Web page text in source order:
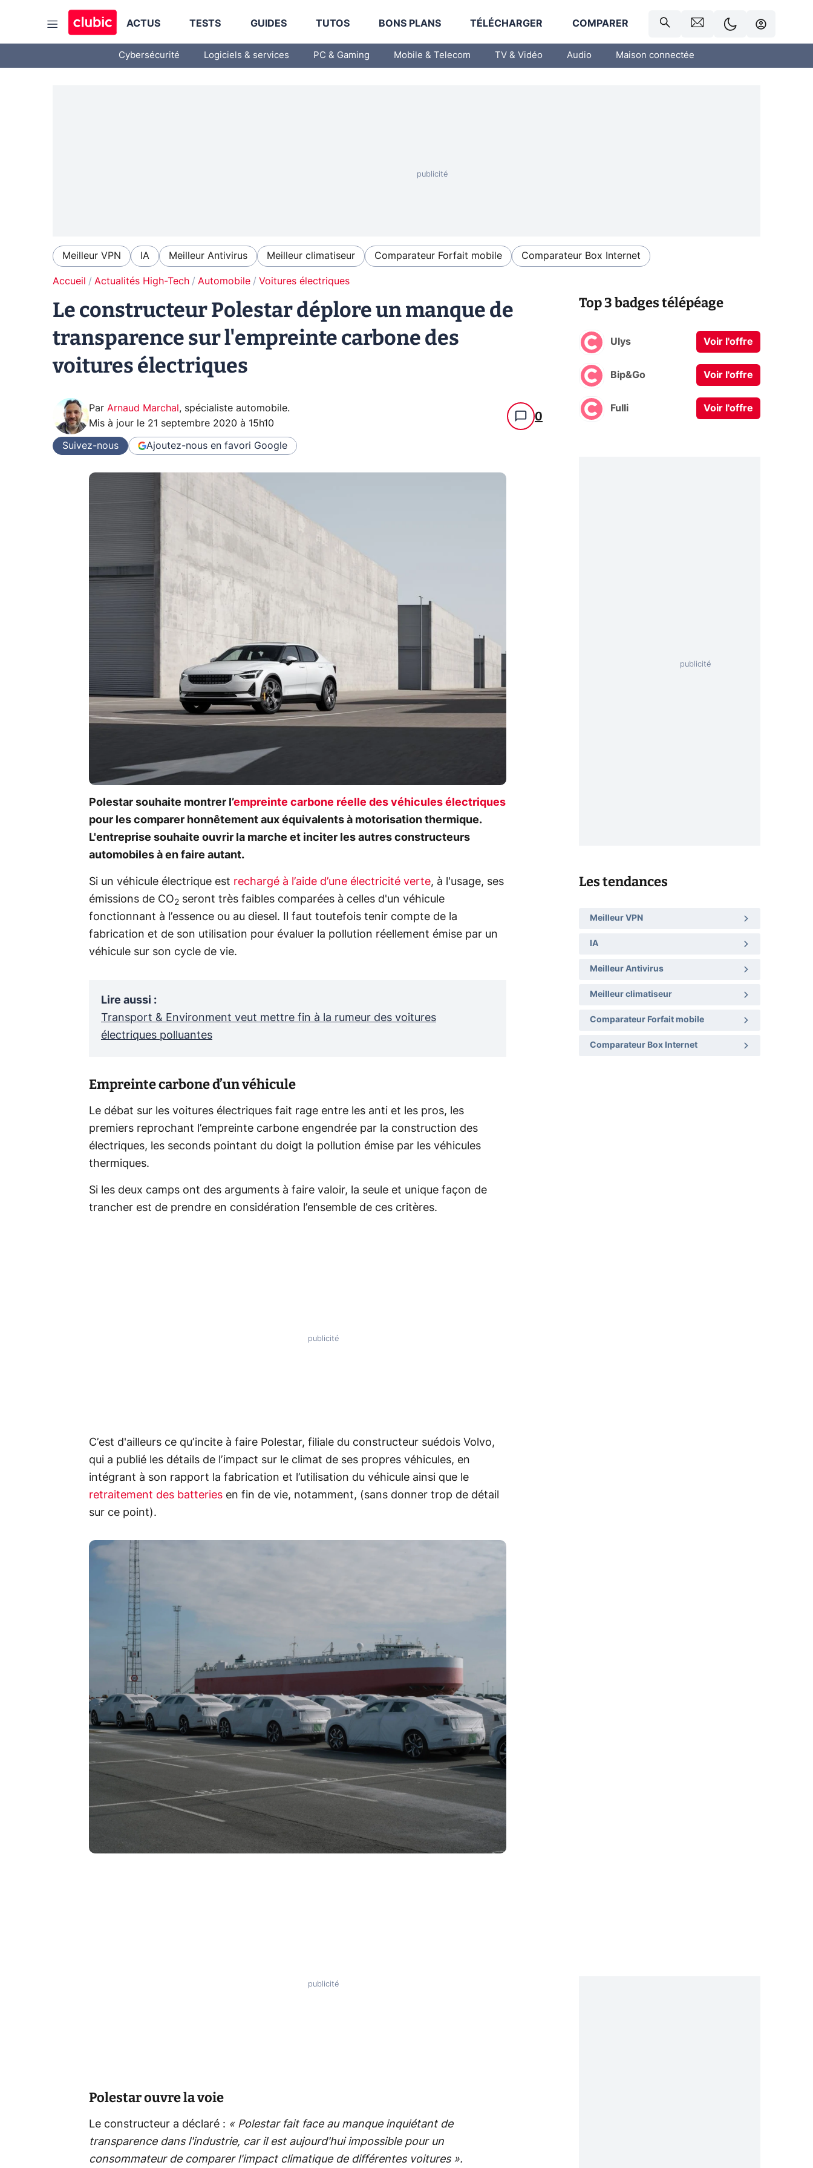
ACTUS TESTS GUIDES TUTOS BONS PLANS TÉLÉCHARGER COMPARER
Cybersécurité Logiciels & services PC & Gaming Mobile & Telecom TV & Vidéo Audio Maison connectée
Meilleur VPN IA Meilleur Antivirus Meilleur climatiseur Comparateur Forfait mobile Comparateur Box Internet
Accueil Actualités High-Tech Automobile Voitures électriques
Le constructeur Polestar déplore un manque de
transparence sur l'empreinte carbone des
voitures électriques
Par Arnaud Marchal , spécialiste automobile.
Mis à jour le 21 septembre 2020 à 15h10 0
Suivez-nous Ajoutez-nous en favori Google
Polestar souhaite montrer l’empreinte carbone réelle des véhicules électriques
pour les comparer honnêtement aux équivalents à motorisation thermique.
L'entreprise souhaite ouvrir la marche et inciter les autres constructeurs
automobiles à en faire autant.
Si un véhicule électrique est rechargé à l’aide d’une électricité verte, à l'usage, ses
émissions de CO2 seront très faibles comparées à celles d'un véhicule
fonctionnant à l’essence ou au diesel. Il faut toutefois tenir compte de la
fabrication et de son utilisation pour évaluer la pollution réellement émise par un
véhicule sur son cycle de vie.
Lire aussi :
Transport & Environment veut mettre fin à la rumeur des voitures
électriques polluantes
Empreinte carbone d’un véhicule
Le débat sur les voitures électriques fait rage entre les anti et les pros, les
premiers reprochant l’empreinte carbone engendrée par la construction des
électriques, les seconds pointant du doigt la pollution émise par les véhicules
thermiques.
Si les deux camps ont des arguments à faire valoir, la seule et unique façon de
trancher est de prendre en considération l’ensemble de ces critères.
C’est d'ailleurs ce qu’incite à faire Polestar, filiale du constructeur suédois Volvo,
qui a publié les détails de l’impact sur le climat de ses propres véhicules, en
intégrant à son rapport la fabrication et l’utilisation du véhicule ainsi que le
retraitement des batteries en fin de vie, notamment, (sans donner trop de détail
sur ce point).
Polestar ouvre la voie
Le constructeur a déclaré : « Polestar fait face au manque inquiétant de
transparence dans l'industrie, car il est aujourd'hui impossible pour un
consommateur de comparer l'impact climatique de différentes voitures ».
Top 3 badges télépéage
Ulys Voir l'offre
Bip&Go Voir l'offre
Fulli Voir l'offre
Les tendances
Meilleur VPN
IA
Meilleur Antivirus
Meilleur climatiseur
Comparateur Forfait mobile
Comparateur Box Internet